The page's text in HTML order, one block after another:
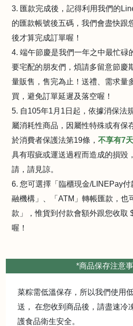
3. 匯款完成後，記得利用我們的
的匯款帳號後五碼，我們會盡快跟
後才算完成訂單喔！
4. 端午節慶是我們一年之中最忙碌
要宅配的朋友們，煩請多留意節慶
量販售，售完為止！送禮、需求量
買，避免訂單延遲及落空喔！
5. 自105年1月1日起，依據消保法
屬消耗性商品，因屬性特殊或有保
於消費者保護法第19條， 不享有7
具有瑕疵或運送過程而造成的損毀
請，請見諒。
6. 您可選擇「臨櫃現金/LINEPay
融機構」、「ATM」轉帳匯款，也
款」，惟貨到付款會額外跟您收取
喔！
*商品保存注意
菜粽需低溫保存，所以我們使用
送， 在您收到商品後，請盡速冷
護食品衛生安全。